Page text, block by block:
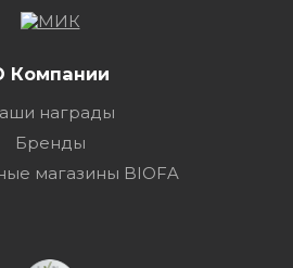
Компании
награды
Бренды
магазины BIOFA